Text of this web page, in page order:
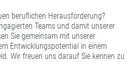
beruflichen Herausforderung?
Teams und damit unserer
Sie gemeinsam mit unserer
Entwicklungspotential in einem
Wir freuen uns darauf Sie kennen zu